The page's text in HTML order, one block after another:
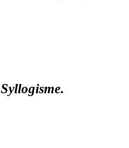
Syllogisme.